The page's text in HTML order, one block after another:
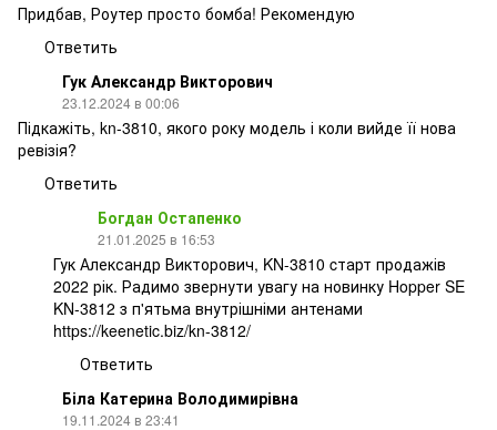
Придбав, Роутер просто бомба! Рекомендую
Ответить
Гук Александр Викторович
23.12.2024 в 00:06
Підкажіть, kn-3810, якого року модель і коли вийде її нова
ревізія?
Ответить
Богдан Остапенко
21.01.2025 в 16:53
Гук Александр Викторович, KN-3810 cтарт продажів
2022 рік. Радимо звернути увагу на новинку Hopper SE
KN-3812 з п'ятьма внутрішніми антенами
https://keenetic.biz/kn-3812/
Ответить
Біла Катерина Володимирівна
19.11.2024 в 23:41